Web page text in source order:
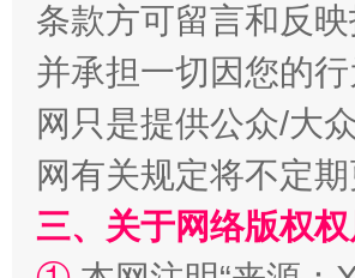
站台名比不上好声名
条款方可留言和反
并承担一切因您的
网只是提供公众/大
网有关规定将不定
三、关于网络版权权